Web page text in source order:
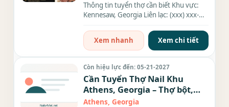
Thông tin tuyển thợ cần biết Khu vực:
Kennesaw, Georgia Liên lạc: (xxx) xxx-
Xem nhanh
Xem chi tiết
Còn hiệu lực đến: 05-21-2027
Cần Tuyển Thợ Nail Khu
Athens, Georgia – Thợ bột,
Everything
Athens, Georgia